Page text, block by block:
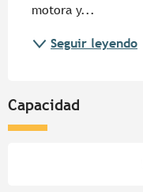
motora y...
Seguir leyendo
Capacidad